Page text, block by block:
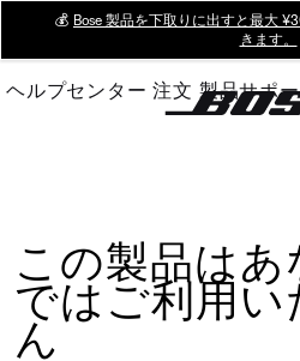
Main
💰 Bose 製品を下取りに出すと最大
きます。
ヘルプセンター 注文 製品サポ
この製品は
ではご利用
ん